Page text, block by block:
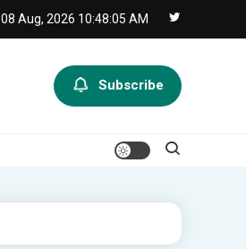
08 Aug, 2026 10:48:05 AM
Subscribe